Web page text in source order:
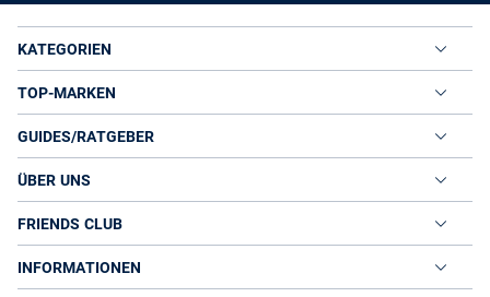
KATEGORIEN
TOP-MARKEN
GUIDES/RATGEBER
ÜBER UNS
FRIENDS CLUB
INFORMATIONEN